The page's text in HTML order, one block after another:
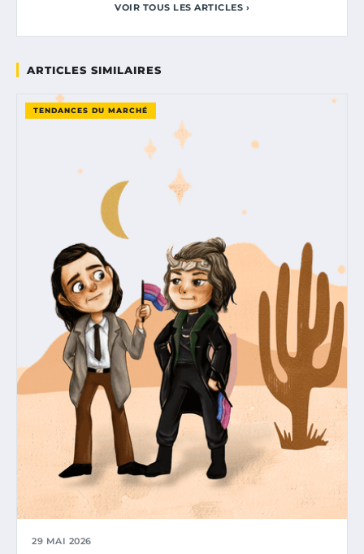
VOIR TOUS LES ARTICLES ›
ARTICLES SIMILAIRES
TENDANCES DU MARCHÉ
29 MAI 2026